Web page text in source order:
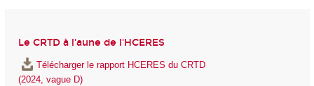
Le CRTD à l'aune de l'HCERES
Télécharger le rapport HCERES du CRTD
(2024, vague D)